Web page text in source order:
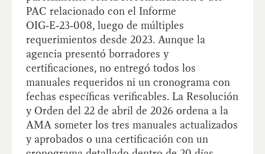
PAC relacionado con el Informe
OIG‑E‑23‑008, luego de múltiples
requerimientos desde 2023. Aunque la
agencia presentó borradores y
certificaciones, no entregó todos los
manuales requeridos ni un cronograma con
fechas específicas verificables. La Resolución
y Orden del 22 de abril de 2026 ordena a la
AMA someter los tres manuales actualizados
y aprobados o una certificación con un